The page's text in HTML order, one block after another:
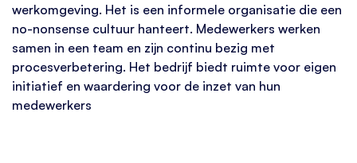
werkomgeving. Het is een informele organisatie die een
no-nonsense cultuur hanteert. Medewerkers werken
samen in een team en zijn continu bezig met
procesverbetering. Het bedrijf biedt ruimte voor eigen
initiatief en waardering voor de inzet van hun
medewerkers